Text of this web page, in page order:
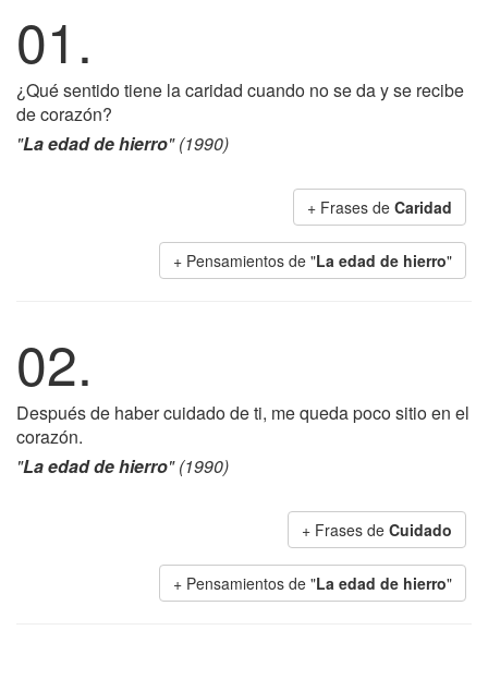
01.
¿Qué sentido tiene la caridad cuando no se da y se recibe
de corazón?
"La edad de hierro" (1990)
+ Frases de Caridad
+ Pensamientos de "La edad de hierro"
02.
Después de haber cuidado de ti, me queda poco sitio en el
corazón.
"La edad de hierro" (1990)
+ Frases de Cuidado
+ Pensamientos de "La edad de hierro"